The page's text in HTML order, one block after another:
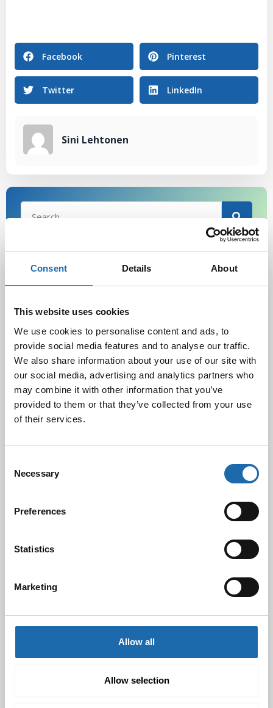
Consent Details About
This website uses cookies
We use cookies to personalise content and ads, to
provide social media features and to analyse our traffic.
We also share information about your use of our site with
our social media, advertising and analytics partners who
may combine it with other information that you’ve
provided to them or that they’ve collected from your use
of their services.
Selection
Necessary
Preferences
Statistics
Marketing
Allow all
Allow selection
Facebook Pinterest
Twitter LinkedIn
Sini Lehtonen
Latest Post
Kevään uutuus tuotteet ovat nyt
verkkokaupassa!
10.03.2025
10.02.2025
Tutustu uuteen kengänhoitosarjaamme
10.10.2024